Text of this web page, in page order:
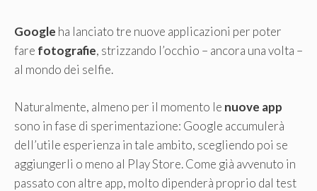
Google ha lanciato tre nuove applicazioni per poter
fare fotografie, strizzando l’occhio – ancora una volta –
al mondo dei selfie.
Naturalmente, almeno per il momento le nuove app
sono in fase di sperimentazione: Google accumulerà
dell’utile esperienza in tale ambito, scegliendo poi se
aggiungerli o meno al Play Store. Come già avvenuto in
passato con altre app, molto dipenderà proprio dal test